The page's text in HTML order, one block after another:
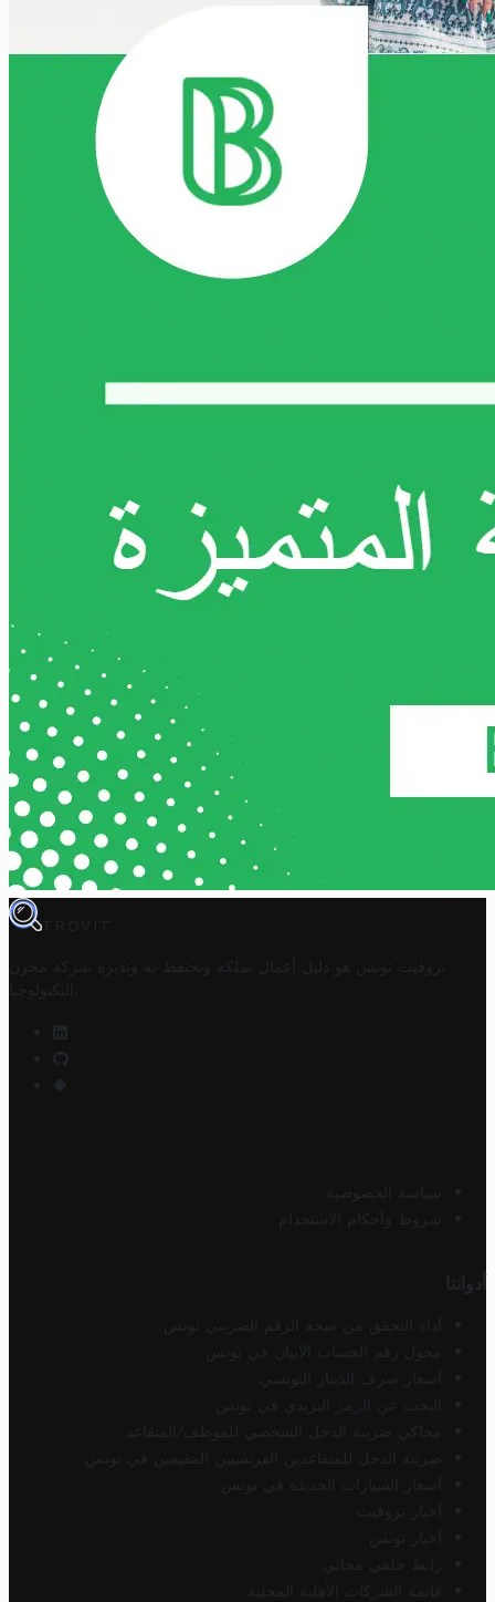
TROVIT
تروفيت تونس هو دليل أعمال تملكه وتحتفظ به وتديره
شركة مخزن
التكنولوجيا
سياسة الخصوصية
شروط وأحكام الاستخدام
أدواتنا
أداة التحقق من صحة الرقم الضريبي تونس
محول رقم الحساب الآيبان في تونس
أسعار صرف الدينار التونسي
البحث عن الرمز البريدي في تونس
محاكي ضريبة الدخل الشخصي للموظف/المتقاعد
ضريبة الدخل للمتقاعدين الفرنسيين المقيمين في تونس
أسعار السيارات الجديدة في تونس
أخبار تروفيت
أخبار تونس
رابط خلفي مجاني
قائمة الشركات الأهلية المحلية